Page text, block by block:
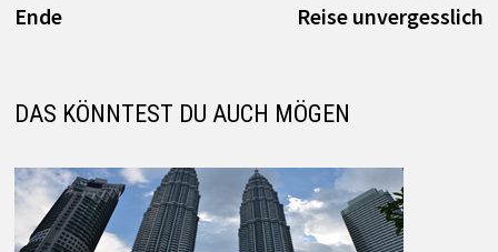
Ende
Reise unvergesslich
DAS KÖNNTEST DU AUCH MÖGEN